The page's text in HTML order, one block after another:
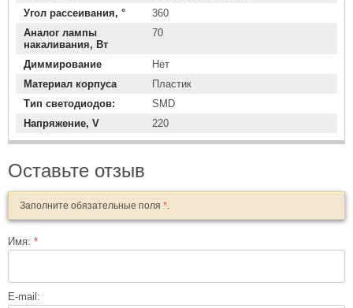
Угол рассеивания, °
360
Аналог лампы
накаливания, Вт
70
Диммирование
Нет
Материал корпуса
Пластик
Тип светодиодов:
SMD
Напряжение, V
220
Оставьте отзыв
Заполните обязательные поля *
Имя: *
E-mail: